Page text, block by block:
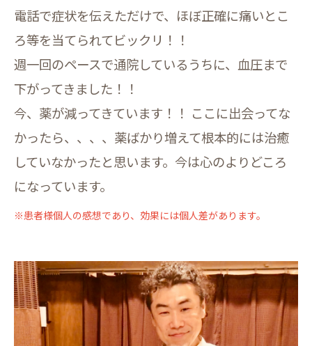
電話で症状を伝えただけで、ほぼ正確に痛いとこ
ろ等を当てられてビックリ！！
週一回のペースで通院しているうちに、血圧まで
下がってきました！！
今、薬が減ってきています！！ ここに出会ってな
かったら、、、、薬ばかり増えて根本的には治癒
していなかったと思います。今は心のよりどころ
になっています。
※患者様個人の感想であり、効果には個人差があります。